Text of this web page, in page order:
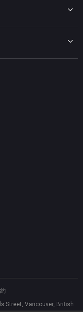
Street, Vancouver, British